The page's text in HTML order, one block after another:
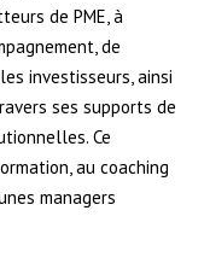
de PME, à
de
investisseurs, ainsi
ses supports de
Ce
au coaching
managers